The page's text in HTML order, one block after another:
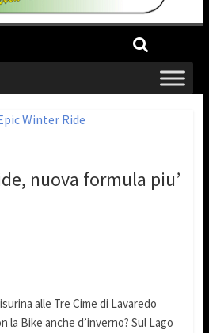
nuova formula piu’
alle Tre Cime di Lavaredo
la Bike anche d’inverno? Sul Lago